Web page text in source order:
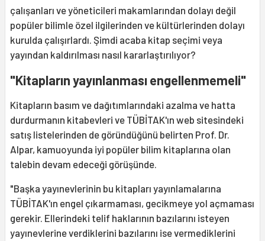
çalışanları ve yöneticileri makamlarından dolayı değil
popüler bilimle özel ilgilerinden ve kültürlerinden dolayı
kurulda çalışırlardı. Şimdi acaba kitap seçimi veya
yayından kaldırılması nasıl kararlaştırılıyor?
"Kitapların yayınlanması engellenmemeli"
Kitapların basım ve dağıtımlarındaki azalma ve hatta
durdurmanın kitabevleri ve TÜBİTAK'ın web sitesindeki
satış listelerinden de göründüğünü belirten Prof. Dr.
Alpar, kamuoyunda iyi popüler bilim kitaplarına olan
talebin devam edeceği görüşünde.
"Başka yayınevlerinin bu kitapları yayınlamalarına
TÜBİTAK'ın engel çıkarmaması, gecikmeye yol açmaması
gerekir. Ellerindeki telif haklarının bazılarını isteyen
yayınevlerine verdiklerini bazılarını ise vermediklerini